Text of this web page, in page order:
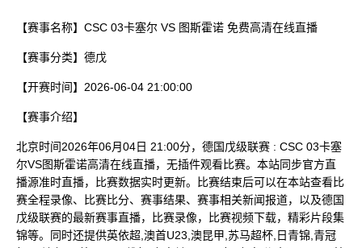
【赛事名称】 CSC 03卡塞尔 VS 图斯霍诺 免费高清在线直播
【赛事分类】 德戊
【开赛时间】 2026-06-04 21:00:00
【赛事介绍】
北京时间2026年06月04日 21:00分，德国戊级联赛 : CSC 03卡塞
尔VS图斯霍诺高清在线直播，无插件观看比赛。本站同步官方直
播源准时直播，比赛数据实时更新。比赛结束后可以在本站查看比
赛全程录像、比赛比分、赛事结果、赛事相关新闻报道，以及德国
戊级联赛的最新赛事直播，比赛录像，比赛视频下载，精彩片段集
锦等。同时还提供英依超,澳首U23,澳昆甲,苏马超杯,日青锦,青冠